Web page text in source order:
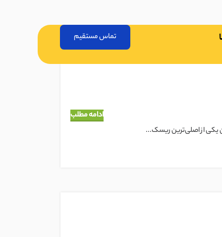
تماس مستقیم
یکی از اصلی‌ترین ریسک‌...
ادامه مطلب